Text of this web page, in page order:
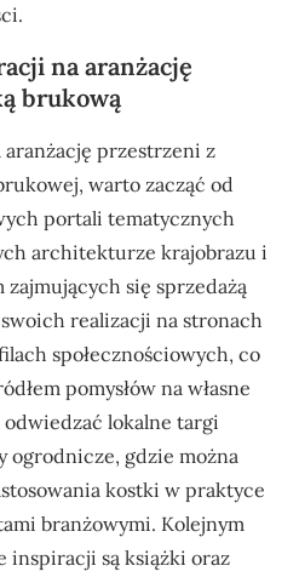
na aranżację
brukową
przestrzeni z
warto zacząć od
portali tematycznych
architekturze krajobrazu i
się sprzedażą
realizacji na stronach
społecznościowych, co
pomysłów na własne
lokalne targi
ogrodnicze, gdzie można
kostki w praktyce
branżowymi. Kolejnym
inspiracji są książki oraz